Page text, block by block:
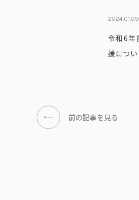
2024.01.09
令和6年
援につい
前の記事を見る